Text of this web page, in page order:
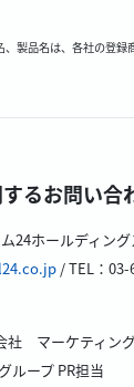
製品名は、各社の登録
るお問い合
24ホールディン
/ TEL：03-
社 マーケティン
ループ PR担当